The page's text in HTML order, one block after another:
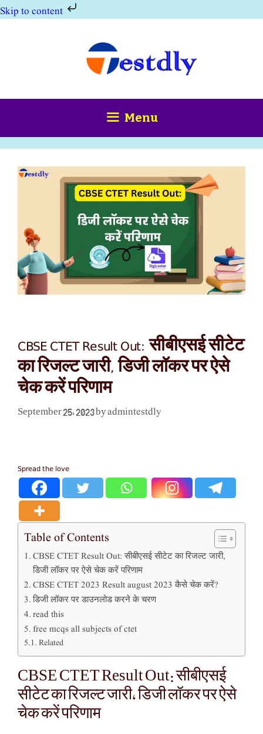
Skip to content
Menu
CBSE CTET Result Out: सीबीएसई सीटेट
का रिजल्ट जारी, डिजी लॉकर पर ऐसे
चेक करें परिणाम
September 25, 2023byadmintestdly
Spread the love
Table of Contents
CBSE CTET Result Out: सीबीएसई सीटेट का रिजल्ट जारी,
डिजी लॉकर पर ऐसे चेक करें परिणाम
CBSE CTET 2023 Result august 2023 कैसे चेक करें?
डिजी लॉकर पर डाउनलोड करने के चरण
read this
free mcqs all subjects of ctet
Related
CBSE CTET Result Out: सीबीएसई
सीटेट का रिजल्ट जारी, डिजी लॉकर पर ऐसे
चेक करें परिणाम